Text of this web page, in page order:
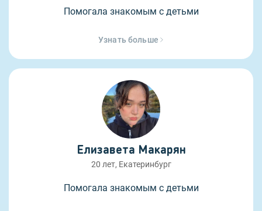
Помогала знакомым с детьми
Узнать больше
Елизавета Макарян
20 лет, Екатеринбург
Помогала знакомым с детьми